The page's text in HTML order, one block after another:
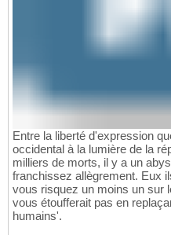
Entre la liberté d'expression
occidental à la lumière de la
milliers de morts, il y a un
franchissez allègrement. Eux
vous risquez un moins un sur
vous étoufferait pas en
humains'.